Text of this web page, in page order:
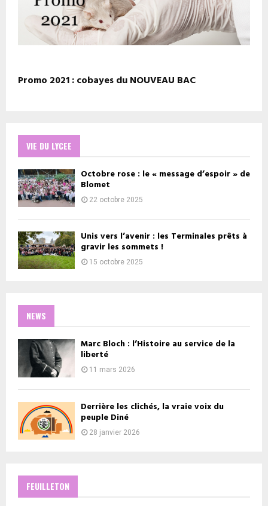
Promo 2021 : cobayes du NOUVEAU BAC
VIE DU LYCEE
Octobre rose : le « message d’espoir » de
Blomet
22 octobre 2025
Unis vers l’avenir : les Terminales prêts à
gravir les sommets !
15 octobre 2025
NEWS
Marc Bloch : l’Histoire au service de la
liberté
11 mars 2026
Derrière les clichés, la vraie voix du
peuple Diné
28 janvier 2026
FEUILLETON